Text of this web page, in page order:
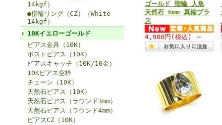
14kgf）
●指輪リング（CZ）（White
14kgf）
10Kイエローゴールド
ピアス金具（10K）
ポストピアス（10K）
ピアスキャッチ（10K/10金）
10Kピアス空枠
チェーン（10K）
天然石ピアス（10K）
天然石ピアス（ラウンド3mm）
天然石ピアス（ラウンド4mm）
ピアスCZ（10K）
ゴールド 指輪 人魚
天然石 6mm 真鍮ブラ
ス
4,980円 (税込) ～